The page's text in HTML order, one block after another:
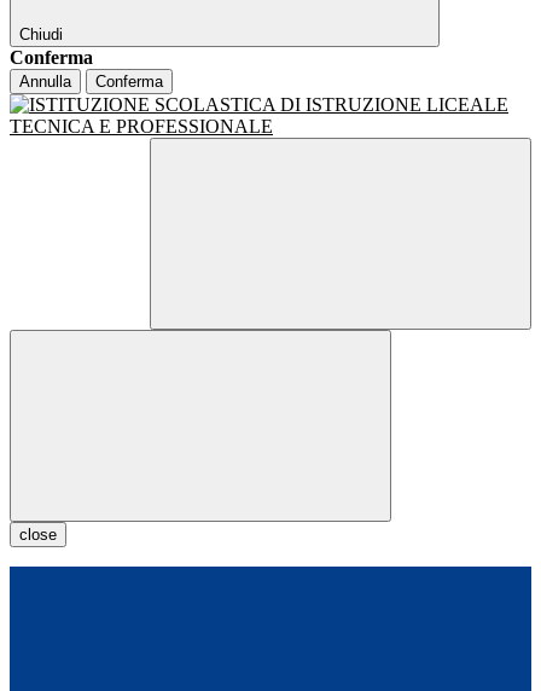
Chiudi
Conferma
Annulla Conferma
close